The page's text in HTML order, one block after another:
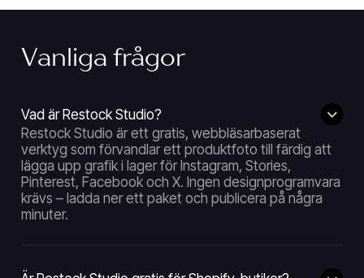
Vanliga frågor
Vad är Restock Studio?
Restock Studio är ett gratis, webbläsarbaserat
verktyg som förvandlar ett produktfoto till färdig att
lägga upp grafik i lager för Instagram, Stories,
Pinterest, Facebook och X. Ingen designprogramvara
krävs – ladda ner ett paket och publicera på några
minuter.